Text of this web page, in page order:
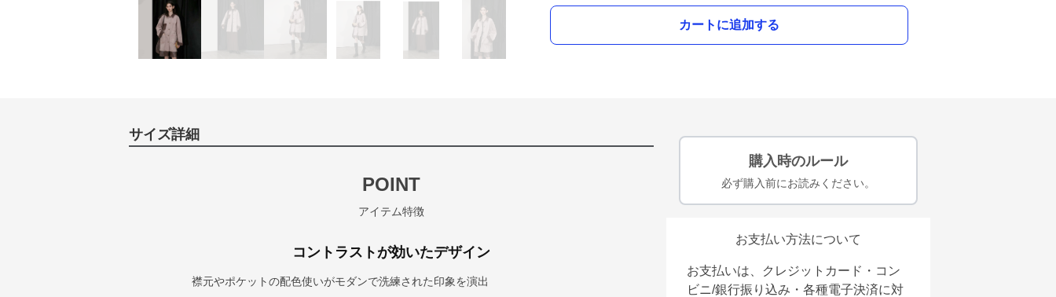
カートに追加する
サイズ詳細
POINT
アイテム特徴
コントラストが効いたデザイン
襟元やポケットの配色使いがモダンで洗練された印象を演出
購入時のルール
必ず購入前にお読みください。
お支払い方法について
お支払いは、クレジットカード・コン
ビニ/銀行振り込み・各種電子決済に対